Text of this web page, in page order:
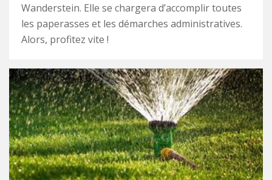
Wanderstein. Elle se chargera d’accomplir toutes
les paperasses et les démarches administratives.
Alors, profitez vite !